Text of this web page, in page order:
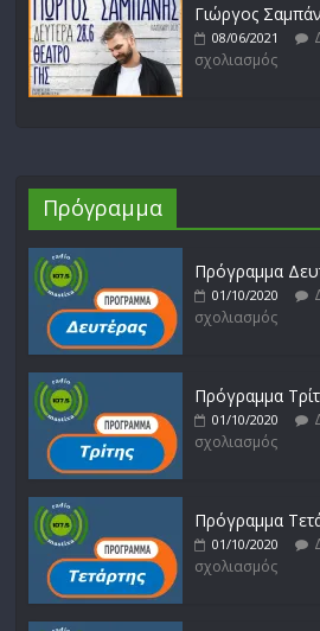
Γιώργος
08/06/2021
σχολιασμός
Πρόγραμμα
Πρόγραμμα
01/10/2020
σχολιασμός
Πρόγραμμα
01/10/2020
σχολιασμός
Πρόγραμμα
01/10/2020
σχολιασμός